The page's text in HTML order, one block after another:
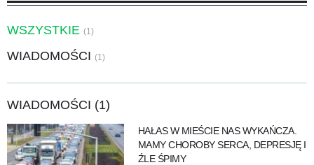
WSZYSTKIE (1)
WIADOMOŚCI (1)
WIADOMOŚCI (1)
HAŁAS W MIEŚCIE NAS WYKAŃCZA.
MAMY CHOROBY SERCA, DEPRESJĘ I
ŹLE ŚPIMY